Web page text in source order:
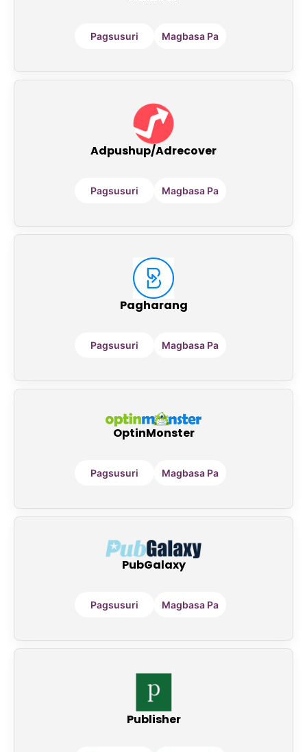
Pagsusuri Magbasa Pa
Adpushup/Adrecover
Pagsusuri Magbasa Pa
Pagharang
Pagsusuri Magbasa Pa
OptinMonster
Pagsusuri Magbasa Pa
PubGalaxy
Pagsusuri Magbasa Pa
Publisher